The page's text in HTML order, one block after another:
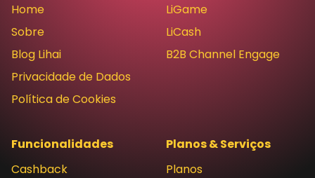
Home
Sobre
Blog Lihai
Privacidade de Dados
Política de Cookies
LiGame
LiCash
B2B Channel Engage
Funcionalidades
Cashback
Planos & Serviços
Planos